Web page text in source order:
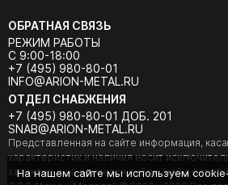
ОБРАТНАЯ СВЯЗЬ
РЕЖИМ РАБОТЫ
С 9:00-18:00
+7 (495) 980-80-01
INFO@ARION-METAL.RU
ОТДЕЛ СНАБЖЕНИЯ
+7 (495) 980-80-01 ДОБ. 201
SNAB@ARION-METAL.RU
Представленная на сайте информация,
характеристик и наличия носит
характер и не является публичной
На нашем сайте мы используем